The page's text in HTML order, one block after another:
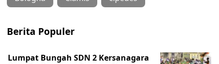
Berita Populer
Lumpat Bungah SDN 2 Kersanagara